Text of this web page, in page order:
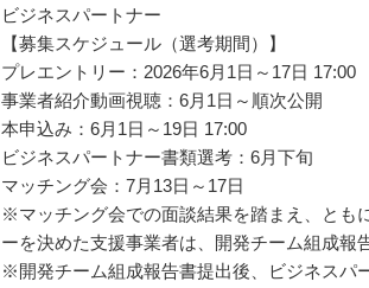
ビジネスパートナー
【募集スケジュール（選考期間）】
プレエントリー：2026年6月1日～17日 17:00
事業者紹介動画視聴：6月1日～順次公開
本申込み：6月1日～19日 17:00
ビジネスパートナー書類選考：6月下旬
マッチング会：7月13日～17日
※マッチング会での面談結果を踏まえ、とも
ーを決めた支援事業者は、開発チーム組成報
※開発チーム組成報告書提出後、ビジネスパ